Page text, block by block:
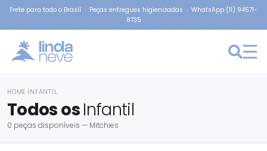
Frete para todo o Brasil · Peças entregues higienizadas · WhatsApp (11) 94571-
8735
HOME INFANTIL
Todos osInfantil
0 peças disponíveis — Mitchies